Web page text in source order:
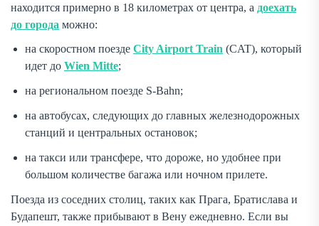
находится примерно в 18 километрах от центра, а доехать
до города можно:
на скоростном поезде City Airport Train (CAT), который
идет до Wien Mitte;
на региональном поезде S-Bahn;
на автобусах, следующих до главных железнодорожных
станций и центральных остановок;
на такси или трансфере, что дороже, но удобнее при
большом количестве багажа или ночном прилете.
Поезда из соседних столиц, таких как Прага, Братислава и
Будапешт, также прибывают в Вену ежедневно. Если вы